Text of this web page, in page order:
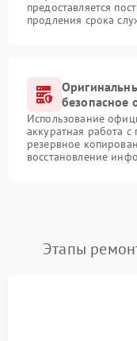
предоставляется
продления срока
безопасное
Использование
аккуратная работа
резервное
восстановление
Этапы